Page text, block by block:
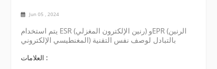
Jun 05 , 2024
يتم استخدام ESR (رنين الإلكترون المغزلي) وEPR (الرنين
المغنطيسي الإلكتروني) بالتبادل لوصف نفس التقنية
التاريخي للمجال وبعض القصص المثيرة للاهتمام المحيطة
العلامات :